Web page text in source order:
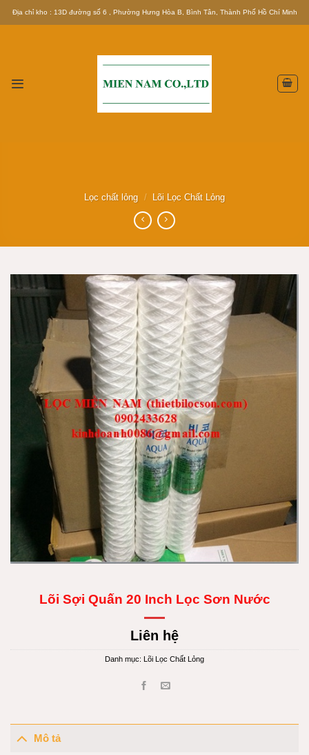
Địa chỉ kho : 13D đường số 6 , Phường Hưng Hòa B, Bình Tân, Thành Phố Hồ Chí Minh
Lọc chất lỏng / Lõi Lọc Chất Lỏng
Lõi Sợi Quấn 20 Inch Lọc Sơn Nước
Liên hệ
Danh mục: Lõi Lọc Chất Lỏng
Mô tả